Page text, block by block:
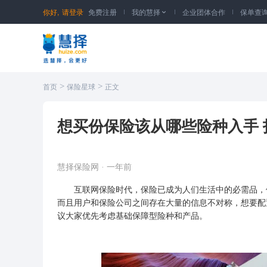
你好, 请登录 免费注册 我的慧择  企业团体合作 保单查
首页 > 保险星球 > 正文
想买份保险该从哪些险种入手
慧择保险网 · 一年前
互联网保险时代，保险已成为人们生活中的必需品，
而且用户和保险公司之间存在大量的信息不对称，想要
议大家优先考虑基础保障型险种和产品。